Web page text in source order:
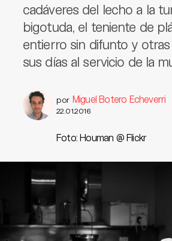
cadáveres del lecho a la
bigotuda, el teniente de
entierro sin difunto y
sus días al servicio de la
por Miguel Botero Echeverri
22.01.2016
Foto: Houman @ Flickr